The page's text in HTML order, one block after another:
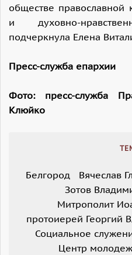
обществе православной
и духовно-
подчеркнула Елена
Пресс-служба епархии
Фото: пресс-служба
Клюйко
Белгород Вячеслав
Зотов
Митрополит
протоиерей Георгий
Социальное
Центр